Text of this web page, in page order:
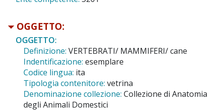
OGGETTO:
OGGETTO:
Definizione: VERTEBRATI/ MAMMIFERI/ cane
Indentificazione: esemplare
Codice lingua: ita
Tipologia contenitore: vetrina
Denominazione collezione: Collezione di Anatomia
degli Animali Domestici